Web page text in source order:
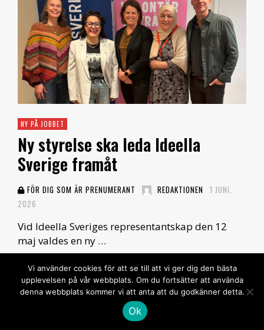
NY PÅ JOBBET
Ny styrelse ska leda Ideella
Sverige framåt
FÖR DIG SOM ÄR PRENUMERANT REDAKTIONEN 1 JUNI,
2026
Vid Ideella Sveriges representantskap den 12
maj valdes en ny …
Läs mer
Vi använder cookies för att se till att vi ger dig den bästa
upplevelsen på vår webbplats. Om du fortsätter att använda
denna webbplats kommer vi att anta att du godkänner detta.
Ok